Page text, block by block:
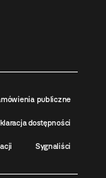
publiczne
dostępności
Sygnaliści